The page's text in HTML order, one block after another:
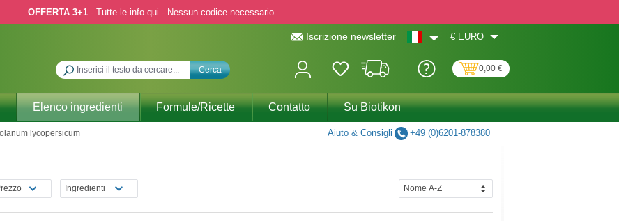
OFFERTA 3+1- Tutte le info qui - Nessun codice necessario
Iscrizione newsletter € EURO
Cerca 0,00 €
Elenco ingredienti Formule/Ricette Contatto Su Biotikon
lycopersicum Aiuto & Consigli +49 (0)6201-878380
Ingredienti